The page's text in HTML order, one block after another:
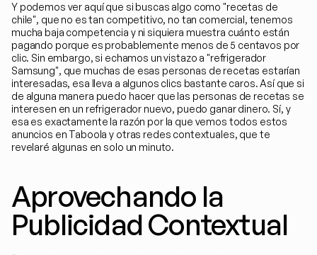
Y podemos ver aquí que si buscas algo como "recetas de
chile", que no es tan competitivo, no tan comercial, tenemos
mucha baja competencia y ni siquiera muestra cuánto están
pagando porque es probablemente menos de 5 centavos por
clic. Sin embargo, si echamos un vistazo a "refrigerador
Samsung", que muchas de esas personas de recetas estarían
interesadas, esa lleva a algunos clics bastante caros. Así que si
de alguna manera puedo hacer que las personas de recetas se
interesen en un refrigerador nuevo, puedo ganar dinero. Sí, y
esa es exactamente la razón por la que vemos todos estos
anuncios en Taboola y otras redes contextuales, que te
revelaré algunas en solo un minuto.
Aprovechando la
Publicidad Contextual